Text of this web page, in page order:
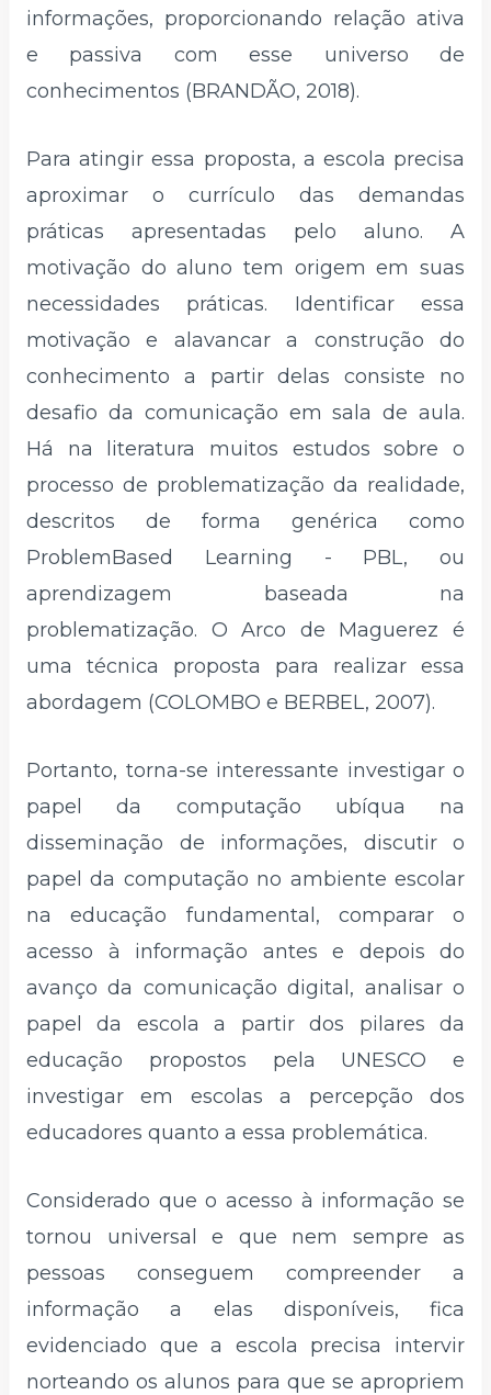
informações, proporcionando relação ativa
e passiva com esse universo de
conhecimentos (BRANDÃO, 2018).
Para atingir essa proposta, a escola precisa
aproximar o currículo das demandas
práticas apresentadas pelo aluno. A
motivação do aluno tem origem em suas
necessidades práticas. Identificar essa
motivação e alavancar a construção do
conhecimento a partir delas consiste no
desafio da comunicação em sala de aula.
Há na literatura muitos estudos sobre o
processo de problematização da realidade,
descritos de forma genérica como
ProblemBased Learning - PBL, ou
aprendizagem baseada na
problematização. O Arco de Maguerez é
uma técnica proposta para realizar essa
abordagem (COLOMBO e BERBEL, 2007).
Portanto, torna-se interessante investigar o
papel da computação ubíqua na
disseminação de informações, discutir o
papel da computação no ambiente escolar
na educação fundamental, comparar o
acesso à informação antes e depois do
avanço da comunicação digital, analisar o
papel da escola a partir dos pilares da
educação propostos pela UNESCO e
investigar em escolas a percepção dos
educadores quanto a essa problemática.
Considerado que o acesso à informação se
tornou universal e que nem sempre as
pessoas conseguem compreender a
informação a elas disponíveis, fica
evidenciado que a escola precisa intervir
norteando os alunos para que se apropriem